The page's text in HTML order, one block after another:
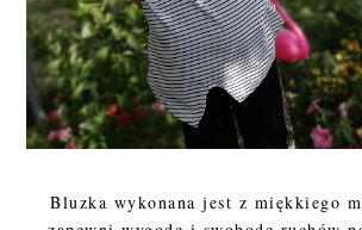
Bluzka wykonana jest z miękkiego